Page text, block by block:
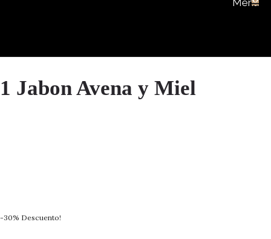
1 Jabon Avena y Miel
-30% Descuento!